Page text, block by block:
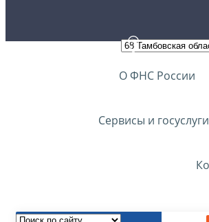
О ФНС России
Сервисы и госуслуги